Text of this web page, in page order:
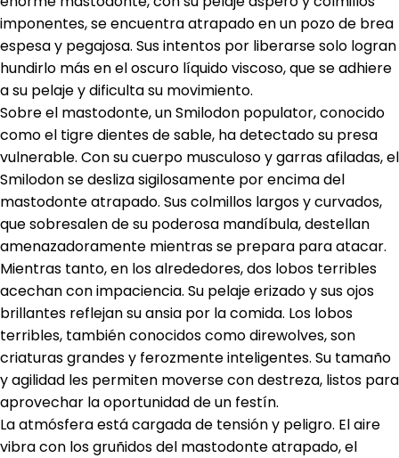
imponentes, se encuentra atrapado en un pozo de brea
espesa y pegajosa. Sus intentos por liberarse solo logran
hundirlo más en el oscuro líquido viscoso, que se adhiere
a su pelaje y dificulta su movimiento.
Sobre el mastodonte, un Smilodon populator, conocido
como el tigre dientes de sable, ha detectado su presa
vulnerable. Con su cuerpo musculoso y garras afiladas, el
Smilodon se desliza sigilosamente por encima del
mastodonte atrapado. Sus colmillos largos y curvados,
que sobresalen de su poderosa mandíbula, destellan
amenazadoramente mientras se prepara para atacar.
Mientras tanto, en los alrededores, dos lobos terribles
acechan con impaciencia. Su pelaje erizado y sus ojos
brillantes reflejan su ansia por la comida. Los lobos
terribles, también conocidos como direwolves, son
criaturas grandes y ferozmente inteligentes. Su tamaño
y agilidad les permiten moverse con destreza, listos para
aprovechar la oportunidad de un festín.
La atmósfera está cargada de tensión y peligro. El aire
vibra con los gruñidos del mastodonte atrapado, el